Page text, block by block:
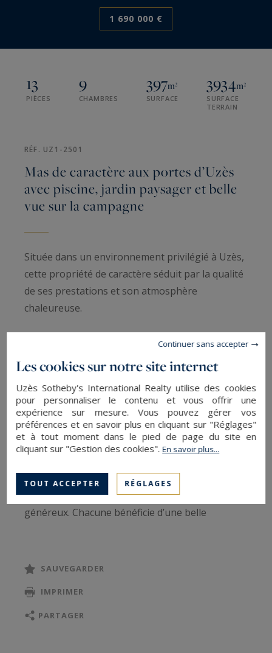
1 690 000 €
13
PIÈCES
9
CHAMBRES
397m²
SURFACE
3934m²
SURFACE
TERRAIN
RÉF. UZ1-2501
Mas de caractère aux portes d’Uzès
avec piscine, jardin paysager et belle
vue sur la campagne
Située dans un environnement privilégié à Uzès,
cette propriété de caractère séduit par la qualité
de ses prestations et son atmosphère
chaleureuse.
Le rez-de-chaussée s’articule autour d’un
superbe espace de vie d’environ 85 m²
comprenant un élégant salon avec cheminée, un
espace repas convivial, une salle de billard ainsi
qu’une cuisine traversante. Celle-ci s’ouvre d’un
côté sur une agréable terrasse baignée de soleil
et de l’autre sur une grande terrasse couverte de
piscine. Toujours de plain-pied, la maison
dispose de trois belles suites aux volumes
généreux. Chacune bénéficie d’une belle
avec sol vitré dessert, d’une part, une suite
familiale composée de deux chambres
SAUVEGARDER
IMPRIMER
PARTAGER
Les cookies sur notre site internet
Uzès Sotheby's International Realty utilise des cookies
pour personnaliser le contenu et vous offrir une
expérience sur mesure. Vous pouvez gérer vos
préférences et en savoir plus en cliquant sur "Réglages"
et à tout moment dans le pied de page du site en
cliquant sur "Gestion des cookies".En savoir plus...
TOUT ACCEPTER RÉGLAGES
Continuer sans accepter